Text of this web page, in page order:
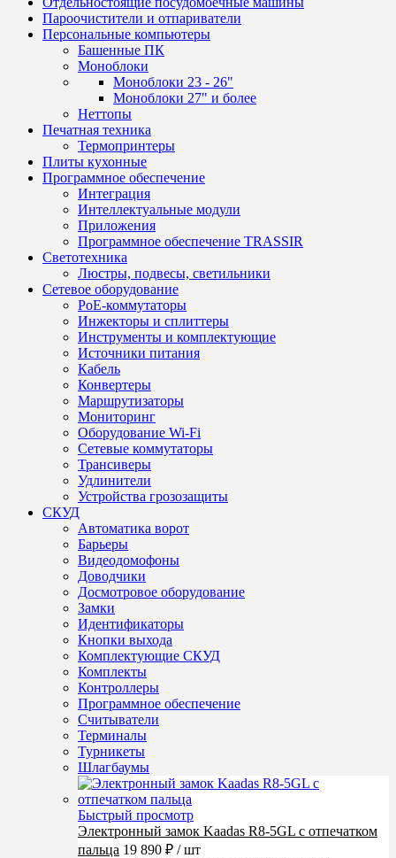
Пароочистители и отпариватели
Персональные компьютеры
Башенные ПК
Моноблоки
Моноблоки 23 - 26"
Моноблоки 27" и более
Неттопы
Печатная техника
Термопринтеры
Плиты кухонные
Программное обеспечение
Интеграция
Интеллектуальные модули
Приложения
Программное обеспечение TRASSIR
Светотехника
Люстры, подвесы, светильники
Сетевое оборудование
PoE-коммутаторы
Инжекторы и сплиттеры
Инструменты и комплектующие
Источники питания
Кабель
Конвертеры
Маршрутизаторы
Мониторинг
Оборудование Wi-Fi
Сетевые коммутаторы
Трансиверы
Удлинители
Устройства грозозащиты
СКУД
Автоматика ворот
Барьеры
Видеодомофоны
Доводчики
Досмотровое оборудование
Замки
Идентификаторы
Кнопки выхода
Комплектующие СКУД
Комплекты
Контроллеры
Программное обеспечение
Считыватели
Терминалы
Турникеты
Шлагбаумы
Быстрый просмотр
Электронный замок Kaadas R8-5GL с отпечатком
пальца 19 890 ₽ / шт